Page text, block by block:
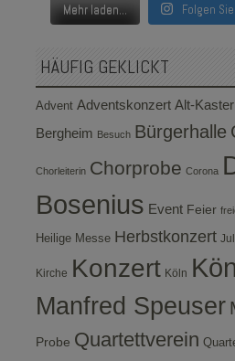
Mehr laden... Folgen
HÄUFIG GEKLICKT
Advent Adventskonzert Alt-Kaster
Bergheim Besuch Bürgerhalle
Chorleiterin Chorprobe Corona
Bosenius Event Feier
Heilige Messe Herbstkonzert
Kirche Konzert Köln
Manfred Speuser
Probe Quartettverein